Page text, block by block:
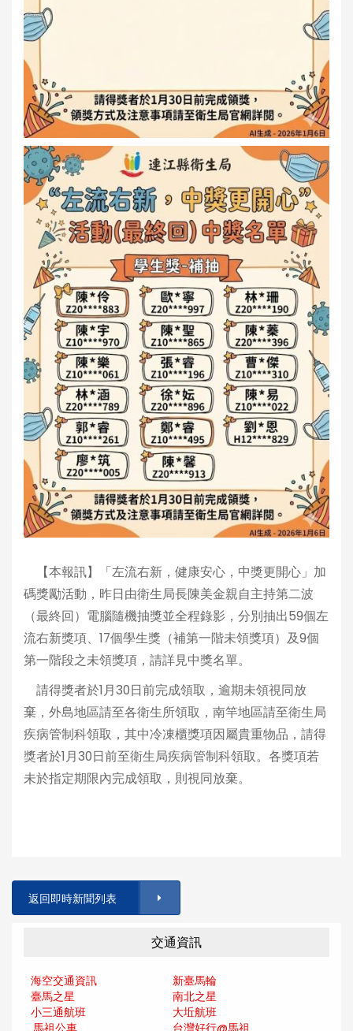
【本報訊】「左流右新，健康安心，中獎更開心」加
碼獎勵活動，昨日由衛生局長陳美金親自主持第二波
（最終回）電腦隨機抽獎並全程錄影，分別抽出59個左
流右新獎項、17個學生獎（補第一階未領獎項）及9個
第一階段之未領獎項，請詳見中獎名單。
請得獎者於1月30日前完成領取，逾期未領視同放
棄，外島地區請至各衛生所領取，南竿地區請至衛生局
疾病管制科領取，其中冷凍櫃獎項因屬貴重物品，請得
獎者於1月30日前至衛生局疾病管制科領取。各獎項若
未於指定期限內完成領取，則視同放棄。
返回即時新聞列表
交通資訊
海空交通資訊
新臺馬輪
臺馬之星
南北之星
小三通航班
大坵航班
馬祖公車
台灣好行@馬祖